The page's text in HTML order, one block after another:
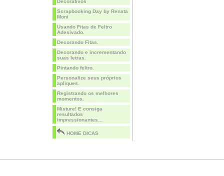
Decorativos
Scrapbooking Day by Renata
Moni
Usando Fitas de Feltro
Adesivado.
Decorando Fitas.
Decorando e incrementando
suas letras.
Pintando feltro.
Personalize seus próprios
apliques.
Registrando os melhores
momentos.
Misture! E consiga
resultados
impressionantes...
HOME DICAS